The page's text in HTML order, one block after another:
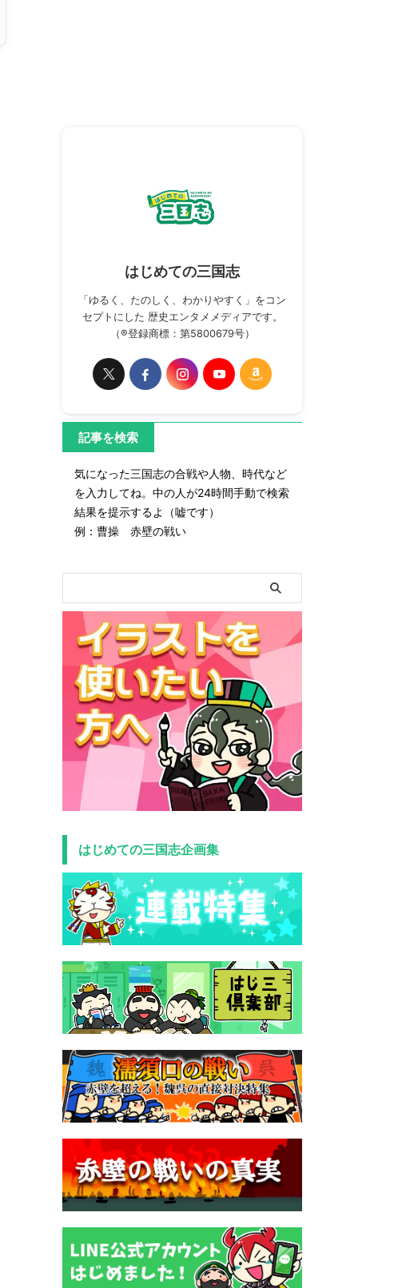
はじめての三国志
「ゆるく、たのしく、わかりやすく」をコン
セプトにした 歴史エンタメメディアです。
（®登録商標：第5800679号）
記事を検索
気になった三国志の合戦や人物、時代など
を入力してね。中の人が24時間手動で検索
結果を提示するよ（嘘です）
例：曹操 赤壁の戦い
はじめての三国志企画集